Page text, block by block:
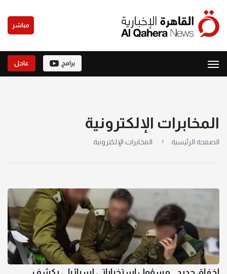
مباشر
برامج عاجل
المخابرات الإلكترونية
الصفحة الرئيسية المخابرات الإلكترونية
إخفاق جديد.. مسؤول استخباراتي إسرائيلي يكشف